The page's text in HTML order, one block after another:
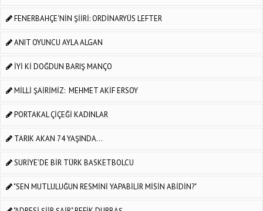
FENERBAHÇE'NİN ŞİİRİ: ORDİNARYÜS LEFTER
ANIT OYUNCU AYLA ALGAN
İYİ Kİ DOĞDUN BARIŞ MANÇO
MİLLİ ŞAİRİMİZ: MEHMET AKİF ERSOY
PORTAKAL ÇİÇEĞİ KADINLAR
TARIK AKAN 74 YAŞINDA...
SURİYE’DE BİR TÜRK BASKETBOLCU
"SEN MUTLULUĞUN RESMİNİ YAPABİLİR MİSİN ABİDİN?"